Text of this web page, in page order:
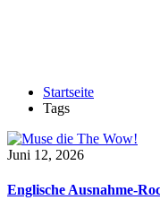
Startseite
Tags
Juni 12, 2026
Englische Ausnahme-